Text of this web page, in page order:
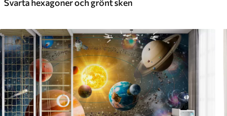
Svarta hexagoner och grönt sken